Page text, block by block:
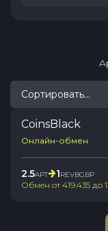
Сортировать...
CoinsBlack
Онлайн-обмен
2.5APT 1REVBGBP
Обмен от419.435 до